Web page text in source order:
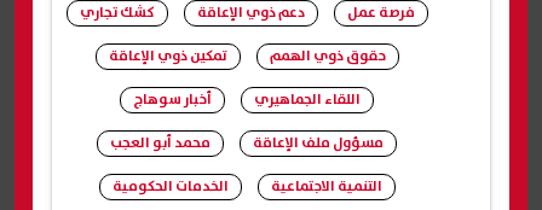
فرصة عمل
دعم ذوي الإعاقة
كشك تجاري
حقوق ذوي الهمم
تمكين ذوي الإعاقة
اللقاء الجماهيري
أخبار سوهاج
مسؤول ملف الإعاقة
محمد أبو العجب
التنمية الاجتماعية
الخدمات الحكومية